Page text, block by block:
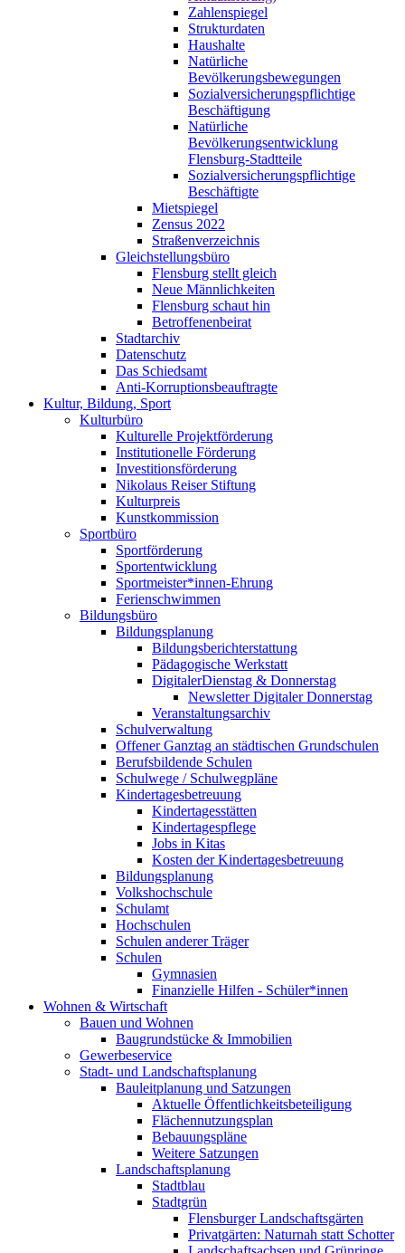
Zahlenspiegel
Strukturdaten
Haushalte
Natürliche
Bevölkerungsbewegungen
Sozialversicherungspflichtige
Beschäftigung
Natürliche
Bevölkerungsentwicklung
Flensburg-Stadtteile
Sozialversicherungspflichtige
Beschäftigte
Mietspiegel
Zensus 2022
Straßenverzeichnis
Gleichstellungsbüro
Flensburg stellt gleich
Neue Männlichkeiten
Flensburg schaut hin
Betroffenenbeirat
Stadtarchiv
Datenschutz
Das Schiedsamt
Anti-Korruptionsbeauftragte
Kultur, Bildung, Sport
Kulturbüro
Kulturelle Projektförderung
Institutionelle Förderung
Investitionsförderung
Nikolaus Reiser Stiftung
Kulturpreis
Kunstkommission
Sportbüro
Sportförderung
Sportentwicklung
Sportmeister*innen-Ehrung
Ferienschwimmen
Bildungsbüro
Bildungsplanung
Bildungsberichterstattung
Pädagogische Werkstatt
DigitalerDienstag & Donnerstag
Newsletter Digitaler Donnerstag
Veranstaltungsarchiv
Schulverwaltung
Offener Ganztag an städtischen Grundschulen
Berufsbildende Schulen
Schulwege / Schulwegpläne
Kindertagesbetreuung
Kindertagesstätten
Kindertagespflege
Jobs in Kitas
Kosten der Kindertagesbetreuung
Bildungsplanung
Volkshochschule
Schulamt
Hochschulen
Schulen anderer Träger
Schulen
Gymnasien
Finanzielle Hilfen - Schüler*innen
Wohnen & Wirtschaft
Bauen und Wohnen
Baugrundstücke & Immobilien
Gewerbeservice
Stadt- und Landschaftsplanung
Bauleitplanung und Satzungen
Aktuelle Öffentlichkeitsbeteiligung
Flächennutzungsplan
Bebauungspläne
Weitere Satzungen
Landschaftsplanung
Stadtblau
Stadtgrün
Flensburger Landschaftsgärten
Privatgärten: Naturnah statt Schotter